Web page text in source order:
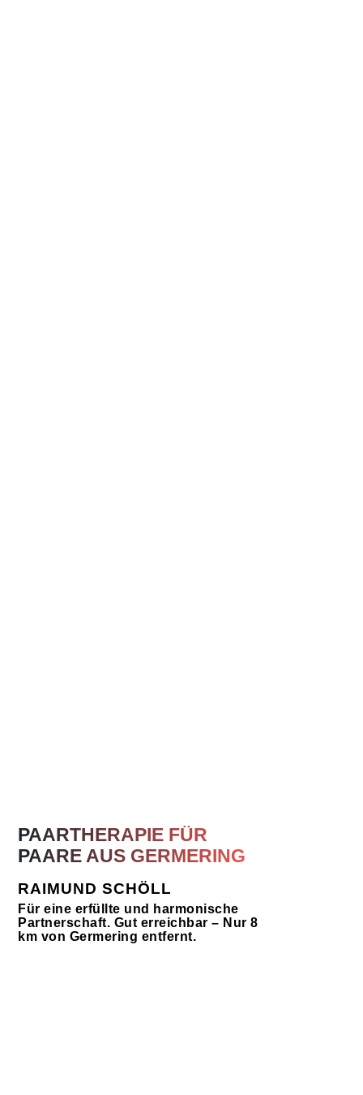
PAARTHERAPIE FÜR
PAARE AUS GERMERING
RAIMUND SCHÖLL
Für eine erfüllte und harmonische
Partnerschaft. Gut erreichbar – Nur 8
km von Germering entfernt.